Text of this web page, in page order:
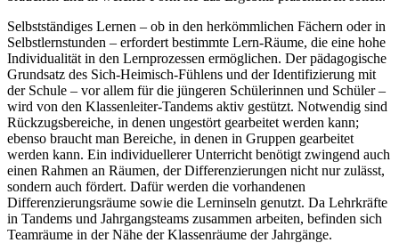
Selbstständiges Lernen – ob in den herkömmlichen Fächern oder in
Selbstlernstunden – erfordert bestimmte Lern-Räume, die eine hohe
Individualität in den Lernprozessen ermöglichen. Der pädagogische
Grundsatz des Sich-Heimisch-Fühlens und der Identifizierung mit
der Schule – vor allem für die jüngeren Schülerinnen und Schüler –
wird von den Klassenleiter-Tandems aktiv gestützt. Notwendig sind
Rückzugsbereiche, in denen ungestört gearbeitet werden kann;
ebenso braucht man Bereiche, in denen in Gruppen gearbeitet
werden kann. Ein individuellerer Unterricht benötigt zwingend auch
einen Rahmen an Räumen, der Differenzierungen nicht nur zulässt,
sondern auch fördert. Dafür werden die vorhandenen
Differenzierungsräume sowie die Lerninseln genutzt. Da Lehrkräfte
in Tandems und Jahrgangsteams zusammen arbeiten, befinden sich
Teamräume in der Nähe der Klassenräume der Jahrgänge.